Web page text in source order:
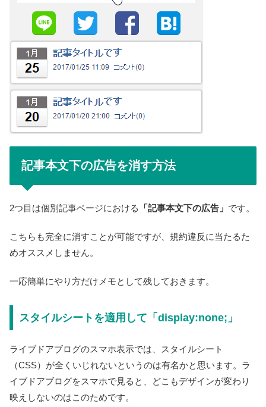
記事本文下の広告を消す方法
2つ目は個別記事ページにおける 「記事本文下の広告」 です。
こちらも完全に消すことが可能ですが、規約違反に当たるた
めオススメしません。
一応簡単にやり方だけメモとして残しておきます。
スタイルシートを適用して「display:none;」
ライブドアブログのスマホ表示では、スタイルシート
（CSS）が全くいじれないというのは有名かと思います。ラ
イブドアブログをスマホで見ると、どこもデザインが変わり
映えしないのはこのためです。